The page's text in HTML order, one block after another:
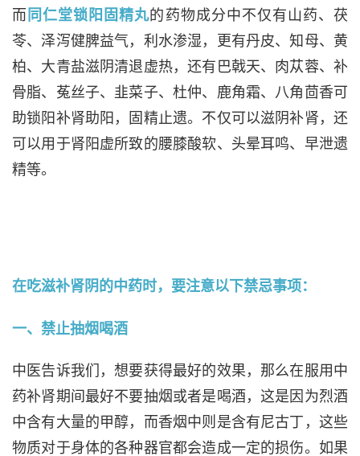
而 同仁堂锁阳固精丸的药物成分中不仅有山药、茯
苓、泽泻健脾益气，利水渗湿，更有丹皮、知母、黄
柏、大青盐滋阴清退虚热，还有巴戟天、肉苁蓉、补
骨脂、菟丝子、韭菜子、杜仲、鹿角霜、八角茴香可
助锁阳补肾助阳，固精止遗。不仅可以滋阴补肾，还
可以用于肾阳虚所致的腰膝酸软、头晕耳鸣、早泄遗
精等。
在吃滋补肾阴的中药时，要注意以下禁忌事项：
一、禁止抽烟喝酒
中医告诉我们，想要获得最好的效果，那么在服用中
药补肾期间最好不要抽烟或者是喝酒，这是因为烈酒
中含有大量的甲醇，而香烟中则是含有尼古丁，这些
物质对于身体的各种器官都会造成一定的损伤。如果